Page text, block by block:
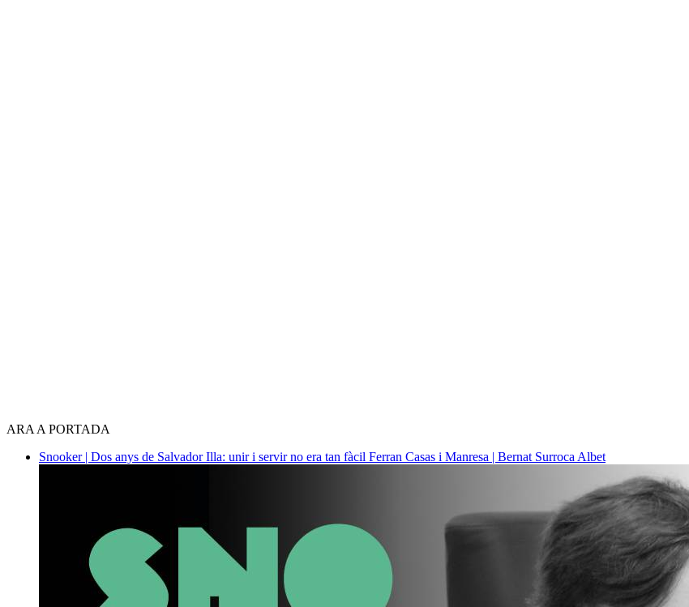
ARA A PORTADA
Snooker | Dos anys de Salvador Illa: unir i servir no era tan fàcil Ferran Casas i Manresa | Bernat Surroca Albet